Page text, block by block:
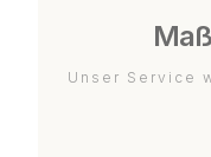
Unser Service